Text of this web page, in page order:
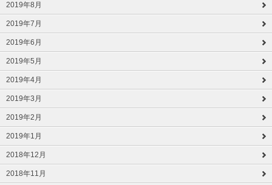
2019年8月
2019年7月
2019年6月
2019年5月
2019年4月
2019年3月
2019年2月
2019年1月
2018年12月
2018年11月